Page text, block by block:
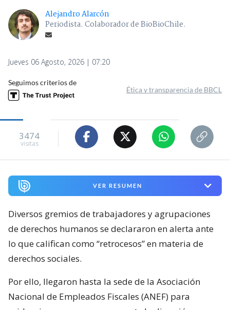
Alejandro Alarcón
Periodista. Colaborador de BioBioChile.
Jueves 06 Agosto, 2026 | 07:20
Seguimos criterios de
Ética y transparencia de BBCL
3474
visitas
VER RESUMEN
Diversos gremios de trabajadores y agrupaciones
de derechos humanos se declararon en alerta ante
lo que califican como “retrocesos” en materia de
derechos sociales.
Por ello, llegaron hasta la sede de la Asociación
Nacional de Empleados Fiscales (ANEF) para